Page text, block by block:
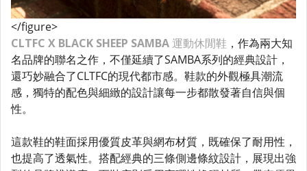
</figure>
CLTFC X BLACK SHEEP SAMBA運動休閒鞋 ，作為兩大知
名品牌的聯名之作，不僅延續了SAMBA系列的經典設計，
還巧妙融合了CLTFC的現代都市感。鞋款的外觀極具潮流
感，獨特的配色與細緻的設計讓每一步都散發著自信與個
性。
這款鞋的鞋面採用優質皮革與網布材質，既確保了耐用性，
也提高了透氣性。搭配經典的三條側邊條紋設計，展現出強